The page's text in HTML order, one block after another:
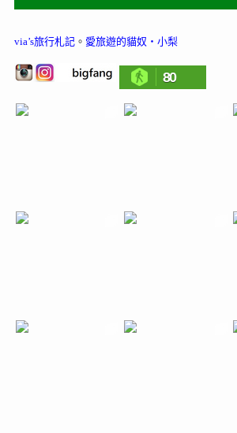
via’s旅行札記。 愛旅遊的貓奴‧小梨
80